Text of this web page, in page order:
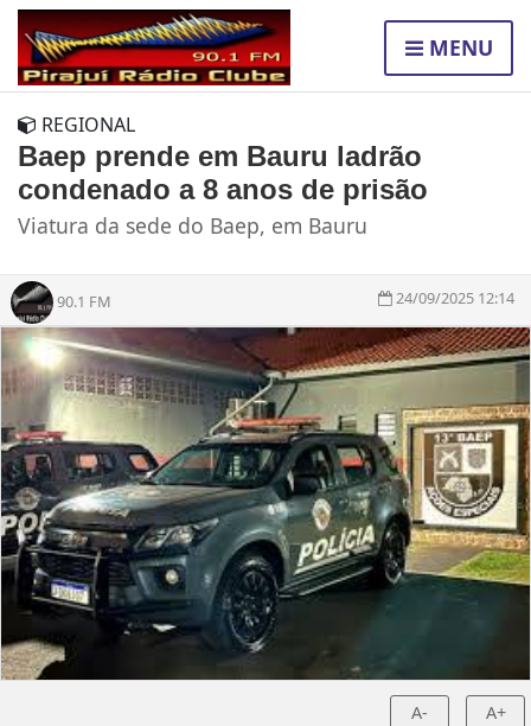
MENU
REGIONAL
Baep prende em Bauru ladrão
condenado a 8 anos de prisão
Viatura da sede do Baep, em Bauru
90.1 FM 24/09/2025 12:14
A- A+